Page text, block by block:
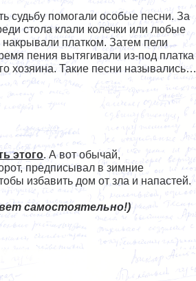
судьбу помогали особые песни. За
стола клали колечки или любые
платком. Затем пели
пения вытягивали из-под платка
хозяина. Такие песни назывались…
этого. А вот обычай,
предписывал в зимние
избавить дом от зла и напастей.
самостоятельно!)